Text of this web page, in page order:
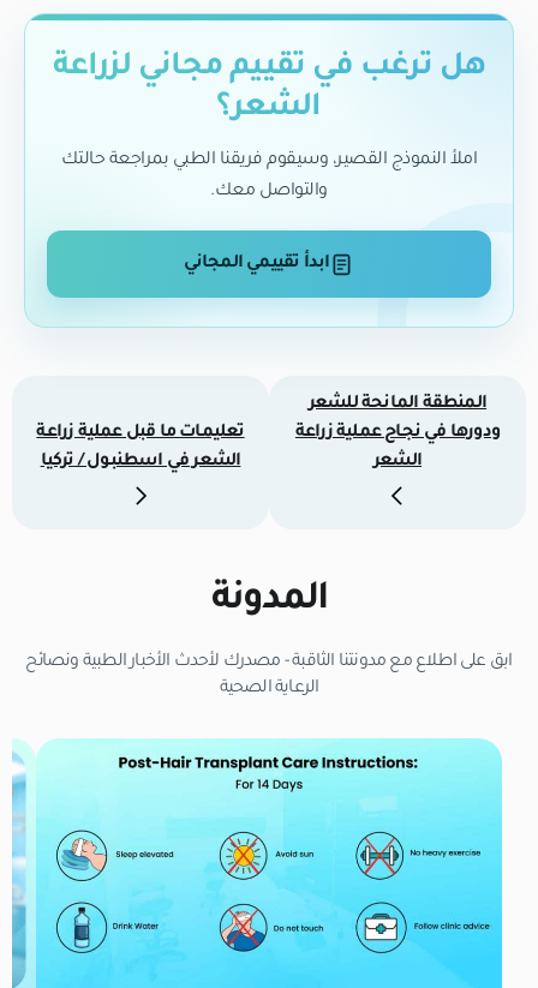
هل ترغب في تقييم مجاني لزراعة
الشعر؟
املأ النموذج القصير، وسيقوم فريقنا الطبي بمراجعة حالتك
والتواصل معك.
ابدأ تقييمي المجاني
المنطقة المانحة للشعر
ودورها في نجاح عملية زراعة
الشعر
تعليمات ما قبل عملية زراعة
الشعر في اسطنبول / تركيا
المدونة
ابق على اطلاع مع مدونتنا الثاقبة - مصدرك لأحدث الأخبار الطبية ونصائح
الرعاية الصحية